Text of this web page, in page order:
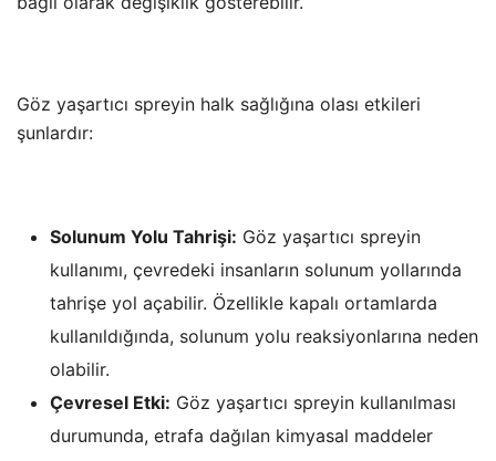
Göz yaşartıcı spreyin halk sağlığına olası etkileri
şunlardır:
Solunum Yolu Tahrişi: Göz yaşartıcı spreyin
kullanımı, çevredeki insanların solunum yollarında
tahrişe yol açabilir. Özellikle kapalı ortamlarda
kullanıldığında, solunum yolu reaksiyonlarına neden
olabilir.
Çevresel Etki: Göz yaşartıcı spreyin kullanılması
durumunda, etrafa dağılan kimyasal maddeler